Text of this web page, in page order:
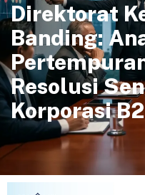
Direktorat
Banding:
Resolusi
Korporasi